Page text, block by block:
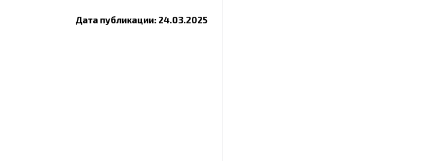
Дата публикации: 24.03.2025